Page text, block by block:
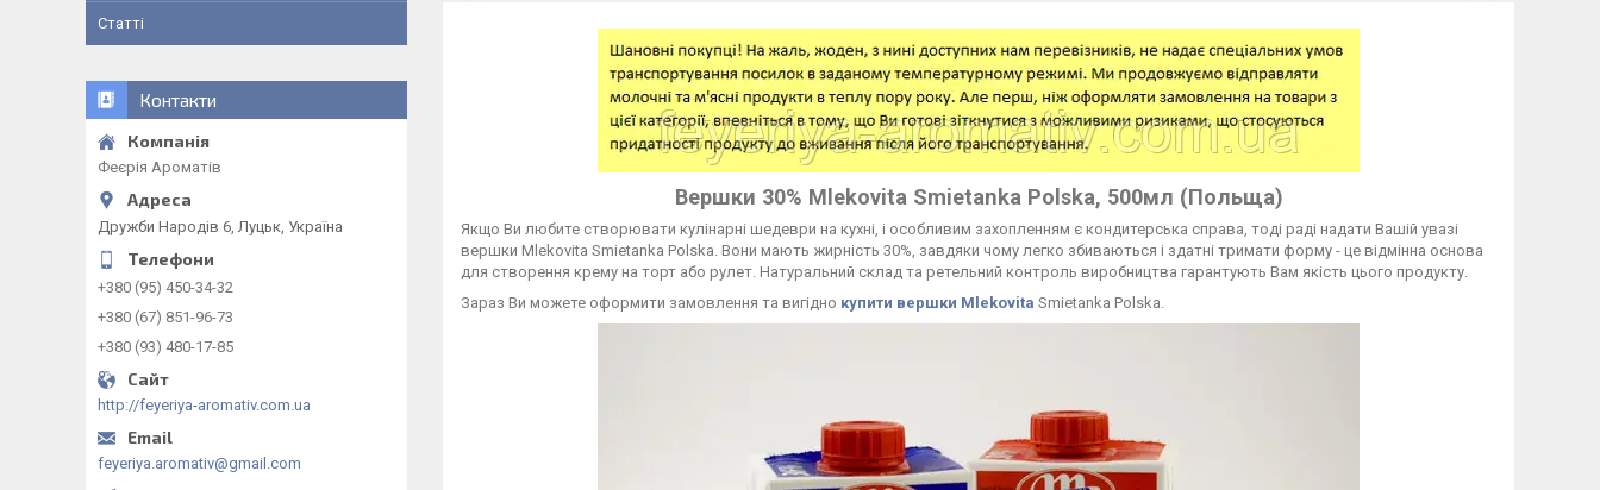
Вершки 30% Mlekovita Smietanka Polska, 500мл (Польща)
Якщо Ви любите створювати кулінарні шедеври на кухні, і особливим захопленням є кондитерська справа, тоді раді надати Вашій увазі
вершки Mlekovita Smietanka Polska. Вони мають жирність 30%, завдяки чому легко збиваються і здатні тримати форму - це відмінна основа
для створення крему на торт або рулет. Натуральний склад та ретельний контроль виробництва гарантують Вам якість цього продукту.
Зараз Ви можете оформити замовлення та вигідно купити вершки Mlekovita Smietanka Polska.
Статті
Контакти
Феєрія Ароматів
Дружби Народів 6, Луцьк, Україна
+380 (95) 450-34-32
+380 (67) 851-96-73
+380 (93) 480-17-85
http://feyeriya-aromativ.com.ua
feyeriya.aromativ@gmail.com